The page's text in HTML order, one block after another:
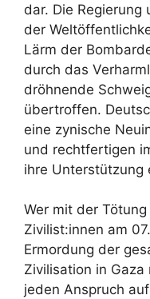
dar. Die
der
Lärm der
durch das
dröhnende
übertroffen.
eine zynische
und rechtfertigen
ihre Unterstützung
Wer mit der
Zivilist:innen am
Ermordung der
Zivilisation in
jeden Anspruch